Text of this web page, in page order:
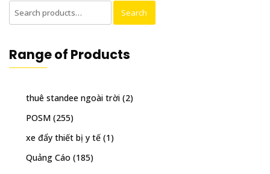
Search
for:
Search
Range of Products
thuê standee ngoài trời (2)
POSM (255)
xe đẩy thiết bị y tế (1)
Quảng Cáo (185)